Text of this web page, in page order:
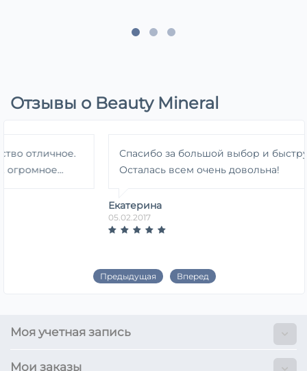
Отзывы о Beauty Mineral
Спасибо за большой выбор и быструю
Осталась всем очень довольна!
Екатерина
05.02.2017
Предыдущая Вперед
Моя учетная запись
Мои заказы